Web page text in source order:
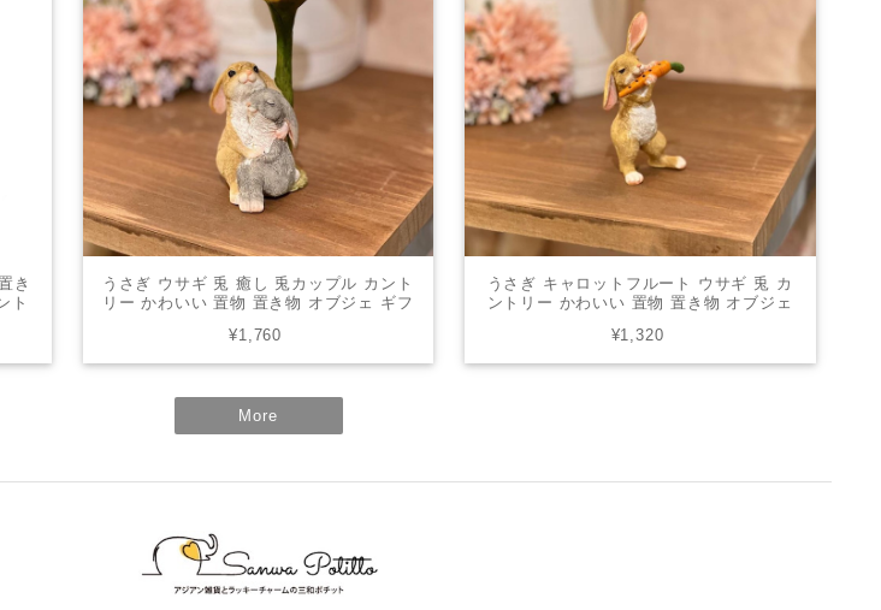
き
ト
うさぎ ウサギ 兎 癒し 兎カップル カント
リー かわいい 置物 置き物 オブジェ ギフ
82808
¥1,760
うさぎ キャロットフルート ウサギ 兎 カ
ントリー かわいい 置物 置き物 オブジェ
物 82807
¥1,320
More